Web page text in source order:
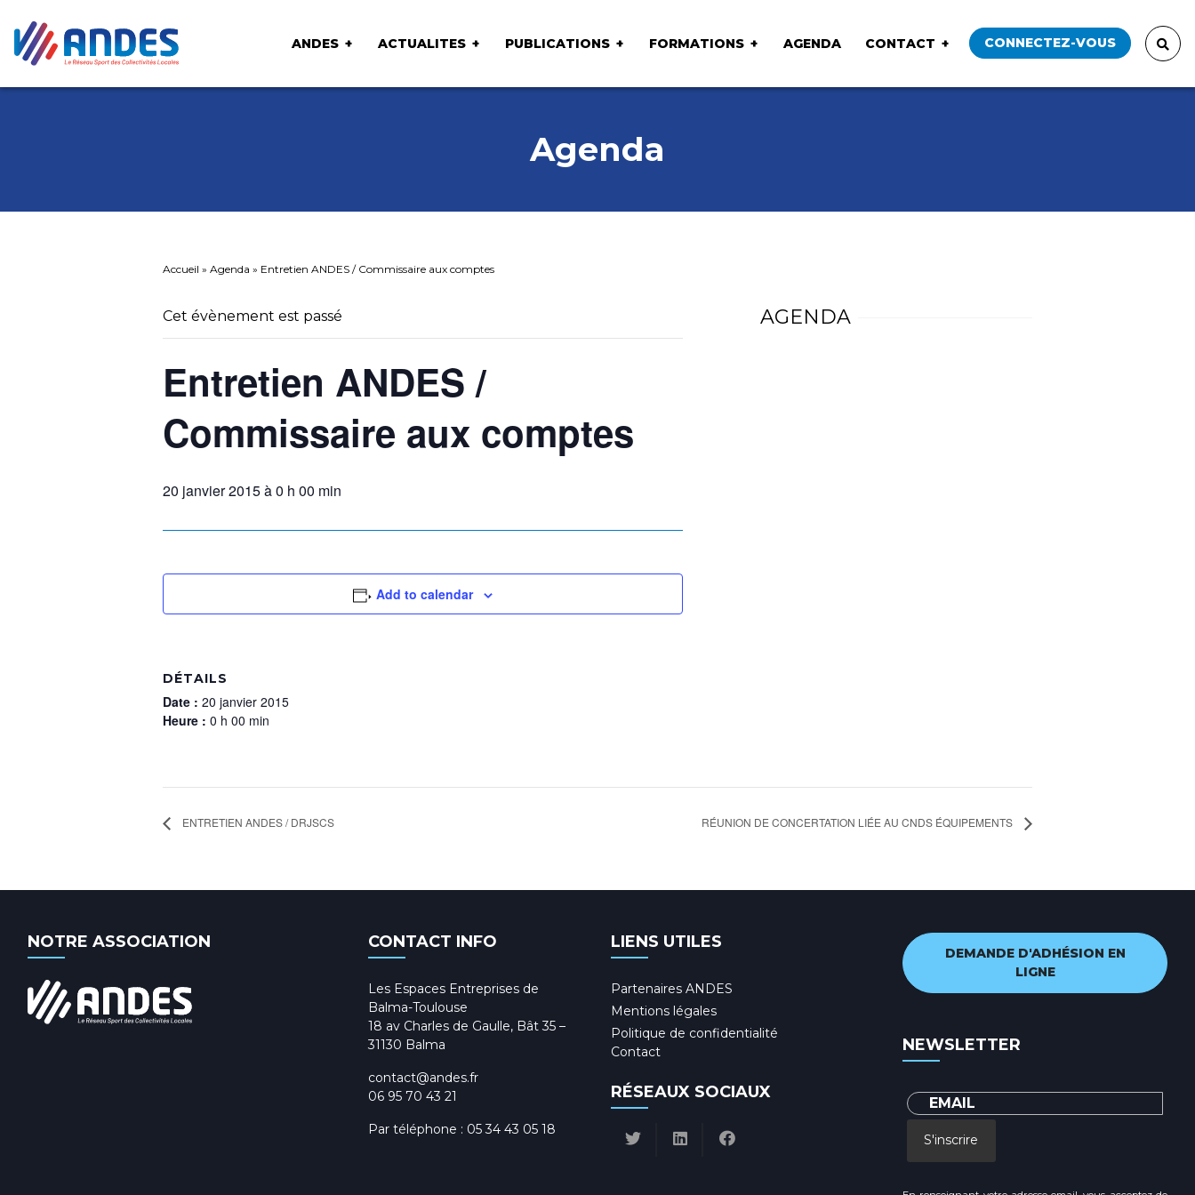
ANDES ACTUALITES PUBLICATIONS FORMATIONS AGENDA CONTACT CONNECTEZ-VOUS
Agenda
Accueil » Agenda » Entretien ANDES / Commissaire aux comptes
Cet évènement est passé
Entretien ANDES /
Commissaire aux comptes
20 janvier 2015 à 0 h 00 min
Add to calendar
DÉTAILS
Date : 20 janvier 2015
Heure : 0 h 00 min
AGENDA
ENTRETIEN ANDES / DRJSCS RÉUNION DE CONCERTATION LIÉE AU CNDS ÉQUIPEMENTS
NOTRE ASSOCIATION CONTACT INFO
Les Espaces Entreprises de
Balma-Toulouse
18 av Charles de Gaulle, Bât 35 –
31130 Balma
contact@andes.fr
06 95 70 43 21
Par téléphone : 05 34 43 05 18
LIENS UTILES
Partenaires ANDES
Mentions légales
Politique de confidentialité
Contact
RÉSEAUX SOCIAUX
DEMANDE D'ADHÉSION EN
LIGNE
NEWSLETTER
S'inscrire